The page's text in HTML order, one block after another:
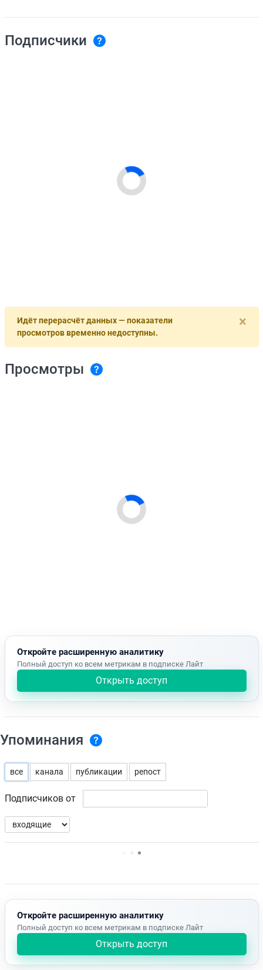
Подписчики
×
Идёт перерасчёт данных — показатели
просмотров временно недоступны.
Просмотры
Откройте расширенную аналитику
Полный доступ ко всем метрикам в подписке Лайт
Открыть доступ
Упоминания
все канала публикации репост
Подписчиков от
Нет доступных упоминаний.
Откройте расширенную аналитику
Полный доступ ко всем метрикам в подписке Лайт
Открыть доступ